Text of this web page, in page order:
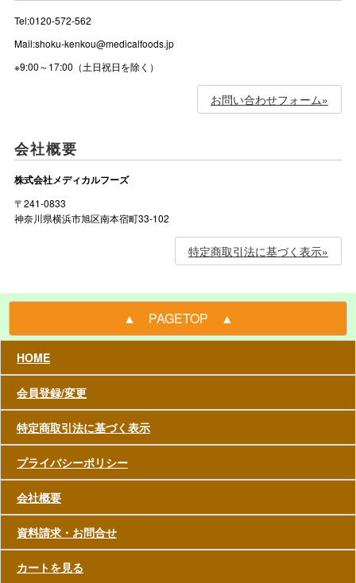
Tel:0120-572-562
Mail:shoku-kenkou@medicalfoods.jp
※9:00～17:00（土日祝日を除く）
お問い合わせフォーム»
会社概要
株式会社メディカルフーズ
〒241-0833
神奈川県横浜市旭区南本宿町33-102
特定商取引法に基づく表示»
▲ PAGETOP ▲
HOME
会員登録/変更
特定商取引法に基づく表示
プライバシーポリシー
会社概要
資料請求・お問合せ
カートを見る